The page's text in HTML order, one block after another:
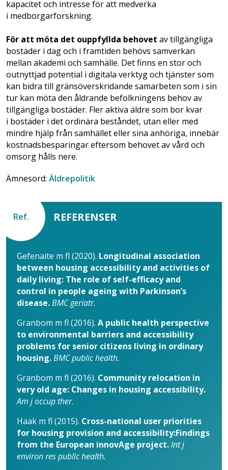
kapacitet och intresse för att medverka
i medborgarforskning.
För att möta det ouppfyllda behovet av tillgängliga
bostäder i dag och i framtiden behövs samverkan
mellan akademi och samhälle. Det finns en stor och
outnyttjad potential i digitala verktyg och tjänster som
kan bidra till gränsöverskridande samarbeten som i sin
tur kan möta den åldrande befolkningens behov av
tillgängliga bostäder. Fler aktiva äldre som bor kvar
i bostäder i det ordinära beståndet, utan eller med
mindre hjälp från samhället eller sina anhöriga, innebär
kostnadsbesparingar eftersom behovet av vård och
omsorg hålls nere.
Ämnesord: Äldrepolitik
Ref. REFERENSER
Gefenaite m fl (2020). Longitudinal association
between housing accessibility and activities of
daily living: The role of self-efficacy and
control in people ageing with Parkinson’s
disease.BMC geriatr.
Granbom m fl (2016). A public health perspective
to environmental barriers and accessibility
problems for senior citizens living in ordinary
housing.BMC public health.
Granbom m fl (2016). Community relocation in
very old age: Changes in housing accessibility.
Am j occup ther.
Haak m fl (2015). Cross-national user priorities
for housing provision and accessibility:Findings
from the European innovAge project.Int j
environ res public health.